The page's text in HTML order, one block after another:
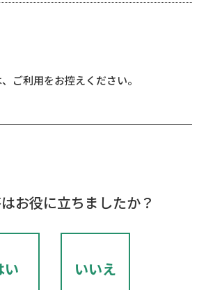
ご利用をお控えください。
お役に立ちましたか？
い いいえ